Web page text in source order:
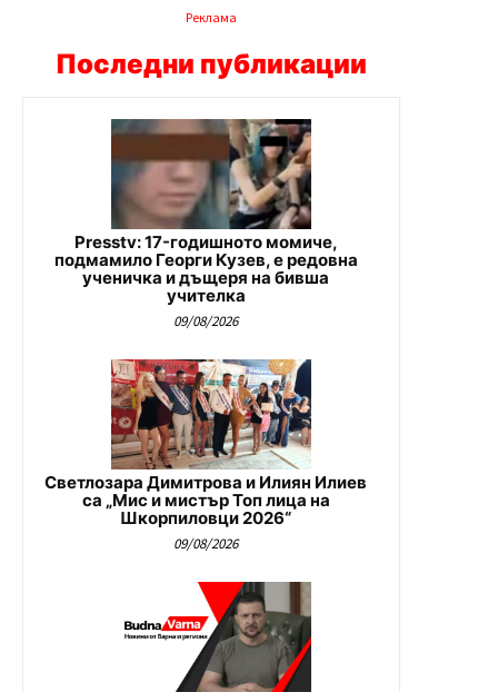
Реклама
Последни публикации
Presstv: 17-годишното момиче,
подмамило Георги Кузев, е редовна
ученичка и дъщеря на бивша
учителка
09/08/2026
Светлозара Димитрова и Илиян Илиев
са „Мис и мистър Топ лица на
Шкорпиловци 2026“
09/08/2026